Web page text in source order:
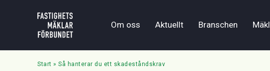
Om oss Aktuellt Branschen
Start » Så hanterar du ett skadeståndskrav